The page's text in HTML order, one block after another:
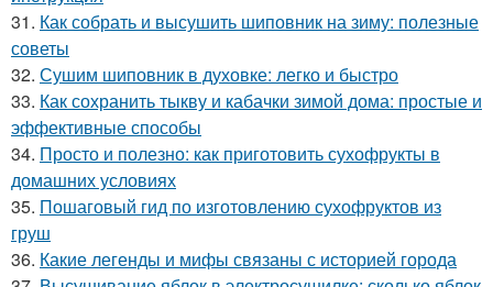
31. Как собрать и высушить шиповник на зиму: полезные
советы
32. Сушим шиповник в духовке: легко и быстро
33. Как сохранить тыкву и кабачки зимой дома: простые и
эффективные способы
34. Просто и полезно: как приготовить сухофрукты в
домашних условиях
35. Пошаговый гид по изготовлению сухофруктов из
груш
36. Какие легенды и мифы связаны с историей города